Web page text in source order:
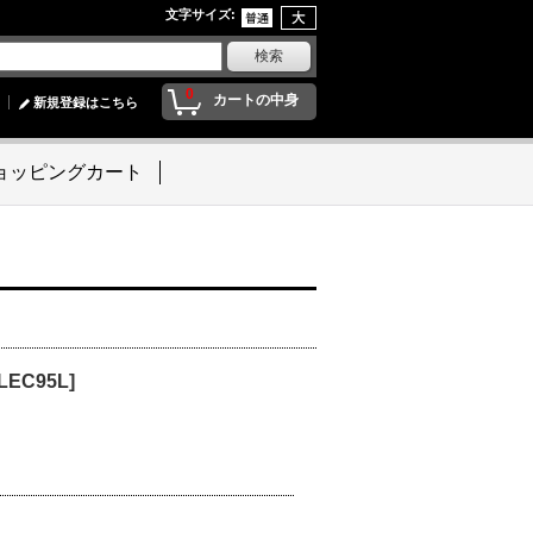
文字サイズ:
0 カートの中身
新規登録はこちら
ッピングカート
]